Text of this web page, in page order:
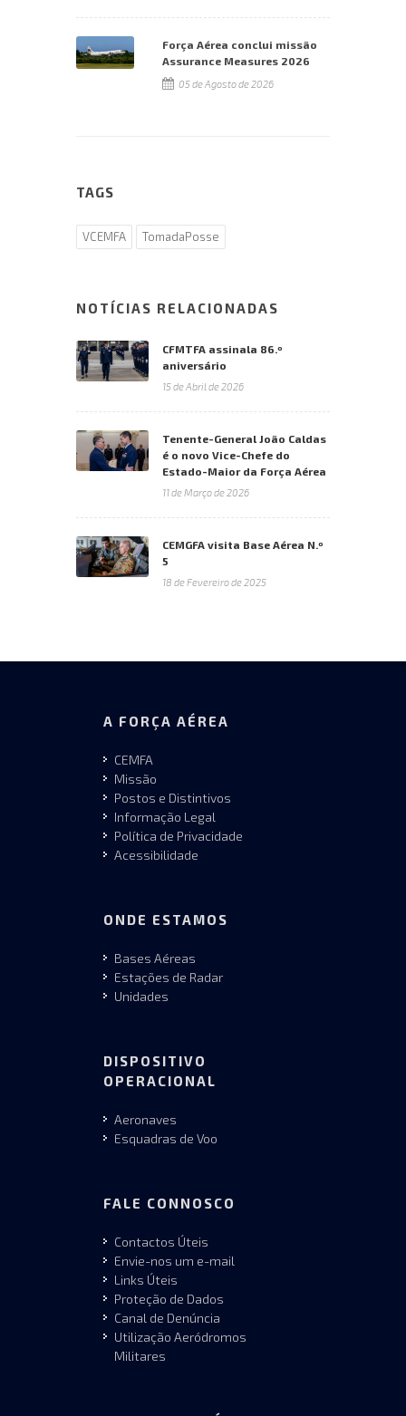
Força Aérea conclui missão
Assurance Measures 2026
05 de Agosto de 2026
TAGS
VCEMFA TomadaPosse
NOTÍCIAS RELACIONADAS
CFMTFA assinala 86.º
aniversário
15 de Abril de 2026
Tenente-General João Caldas
é o novo Vice-Chefe do
Estado-Maior da Força Aérea
11 de Março de 2026
CEMGFA visita Base Aérea N.º
5
18 de Fevereiro de 2025
A FORÇA AÉREA
CEMFA
Missão
Postos e Distintivos
Informação Legal
Política de Privacidade
Acessibilidade
ONDE ESTAMOS
Bases Aéreas
Estações de Radar
Unidades
DISPOSITIVO
OPERACIONAL
Aeronaves
Esquadras de Voo
FALE CONNOSCO
Contactos Úteis
Envie-nos um e-mail
Links Úteis
Proteção de Dados
Canal de Denúncia
Utilização Aeródromos
Militares